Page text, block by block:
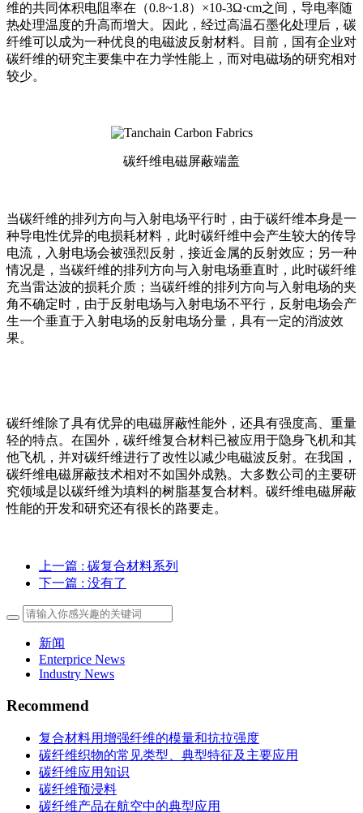
维的共同体积电阻率在（0.8~1.8）×10-3Ω·cm之间，导电率随
热处理温度的升高而增大。因此，经过高温石墨化处理后，碳
纤维可以成为一种优良的电磁波反射材料。目前，国有企业对
碳纤维的研究主要集中在力学性能上，而对电磁场的研究相对
较少。
碳纤维电磁屏蔽端盖
当碳纤维的排列方向与入射电场平行时，由于碳纤维本身是一
种导电性优异的电损耗材料，此时碳纤维中会产生较大的传导
电流，入射电场会被强烈反射，接近金属的反射效应；另一种
情况是，当碳纤维的排列方向与入射电场垂直时，此时碳纤维
充当雷达波的损耗介质；当碳纤维的排列方向与入射电场的夹
角不确定时，由于反射电场与入射电场不平行，反射电场会产
生一个垂直于入射电场的反射电场分量，具有一定的消波效
果。
碳纤维除了具有优异的电磁屏蔽性能外，还具有强度高、重量
轻的特点。在国外，碳纤维复合材料已被应用于隐身飞机和其
他飞机，并对碳纤维进行了改性以减少电磁波反射。在我国，
碳纤维电磁屏蔽技术相对不如国外成熟。大多数公司的主要研
究领域是以碳纤维为填料的树脂基复合材料。碳纤维电磁屏蔽
性能的开发和研究还有很长的路要走。
上一篇 : 碳复合材料系列
下一篇 : 没有了
新闻
Enterprice News
Industry News
Recommend
复合材料用增强纤维的模量和抗拉强度
碳纤维织物的常见类型、典型特征及主要应用
碳纤维应用知识
碳纤维预浸料
碳纤维产品在航空中的典型应用